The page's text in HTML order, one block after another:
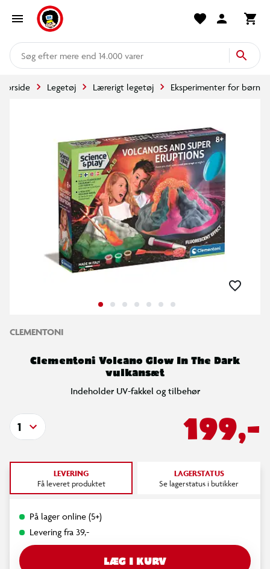
mere end 14.000 varer
Forside Legetøj Lærerigt legetøj Eksperimenter for børn
CLEMENTONI
Clementoni Volcano Glow In The Dark
vulkansæt
Indeholder UV-fakkel og tilbehør
199,-
1
LEVERING
Få leveret produktet
LAGERSTATUS
Se lagerstatus i butikker
På lager online (5+)
Levering fra 39,-
LÆG I KURV